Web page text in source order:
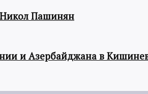
Пашинян
и Азербайджана в